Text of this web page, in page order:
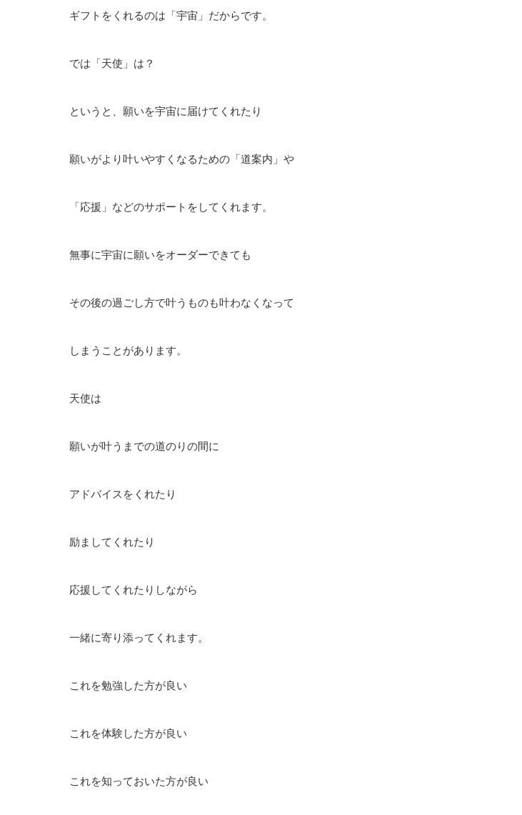
ギフトをくれるのは「宇宙」だからです。
では「天使」は？
というと、願いを宇宙に届けてくれたり
願いがより叶いやすくなるための「道案内」や
「応援」などのサポートをしてくれます。
無事に宇宙に願いをオーダーできても
その後の過ごし方で叶うものも叶わなくなって
しまうことがあります。
天使は
願いが叶うまでの道のりの間に
アドバイスをくれたり
励ましてくれたり
応援してくれたりしながら
一緒に寄り添ってくれます。
これを勉強した方が良い
これを体験した方が良い
これを知っておいた方が良い